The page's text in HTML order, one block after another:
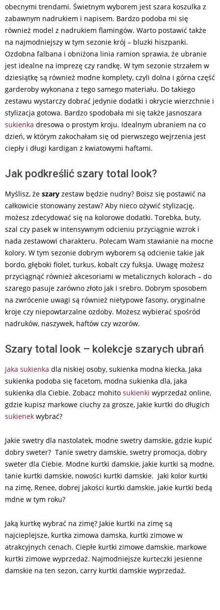
obecnymi trendami. Świetnym wyborem jest szara koszulka z
zabawnym nadrukiem i napisem. Bardzo podoba mi się
również model z nadrukiem flamingów. Warto postawić także
na najmodniejszy w tym sezonie krój – bluzki hiszpanki.
Ozdobna falbana i obniżona linia ramion sprawia, że ubranie
jest idealne na imprezę czy randkę. W tym sezonie strzałem w
dziesiątkę są również modne komplety, czyli dolna i górna część
garderoby wykonana z tego samego materiału. Do takiego
zestawu wystarczy dobrać jedynie dodatki i okrycie wierzchnie i
stylizacja gotowa. Bardzo spodobała mi się także jasnoszara
sukienka dresowa o prostym kroju. Idealnym ubraniem na co
dzień, w którym zakochałam się od pierwszego wejrzenia jest
ciepły i długi kardigan z kwiatowymi haftami.
Jak podkreślić szary total look?
Myślisz, że szary zestaw będzie nudny? Boisz się postawić na
całkowicie stonowany zestaw? Aby nieco ożywić stylizację,
możesz zdecydować się na kolorowe dodatki. Torebka, buty,
szal czy pasek w intensywnym odcieniu przyciągnie wzrok i
nada zestawowi charakteru. Polecam Wam stawianie na mocne
kolory. W tym sezonie dobrym wyborem są odcienie takie jak
bordo, głęboki fiolet, turkus, kobalt czy fuksja. Uwagę możesz
przyciągnąć również akcesoriami w metalicznych kolorach – do
szarego pasuje zarówno złoto jak i srebro. Dobrym sposobem
na zwrócenie uwagi są również nietypowe fasony, oryginalne
kroje czy niepowtarzalne ozdoby. Możesz wybierać spośród
nadruków, naszywek, haftów czy wzorów.
Szary total look – kolekcje szarych ubrań
Jaka sukienka dla niskiej osoby, sukienka modna kiecka, Jaka
sukienka podoba się facetom, modna sukienka dla, jaka
sukienka dla Ciebie. Zobacz mohito sukienki wyprzedaż online,
gdzie kupisz markowe ciuchy za grosze, Jakie kurtki do długich
sukienek wybrać?
Jakie swetry dla nastolatek, modne swetry damskie, gdzie kupić
dobry sweter? Tanie swetry damskie, swetry promocja, dobry
sweter dla Ciebie. Modne kurtki damskie, jakie kurtki są modne,
tanie kurtki damskie, nowości kurtki damskie. Jaki kolor kurtki
na zimę, Renee, dobrej jakości kurtki damskie, jakie kurtki bedą
mdne w tym roku?
Jaką kurtkę wybrać na zimę? Jakie kurtki na zimę są
najcieplejsze, kurtka zimowa damska, kurtki zimowe w
atrakcyjnych cenach. Ciepłe kurtki zimowe damskie, markowe
kurtki zimowe wyprzedaż. Najmodniejsze kurteczki jesienne
damskie na ten sezon, carry kurtki damskie wyprzedaż.